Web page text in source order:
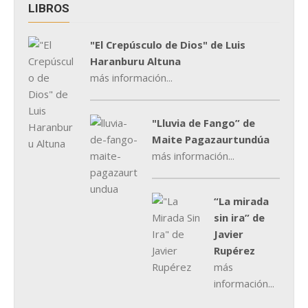
LIBROS
"El Crepúsculo de Dios" de Luis
Haranburu Altuna
más información...
"Lluvia de Fango” de
Maite Pagazaurtundúa
más información...
“La mirada
sin ira” de
Javier
Rupérez
más
información...